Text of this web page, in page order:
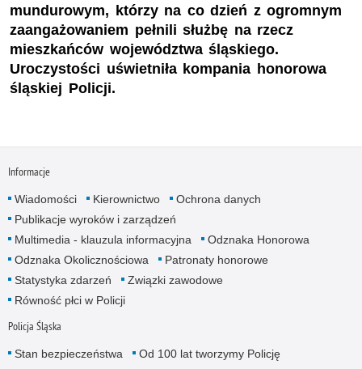
mundurowym, którzy na co dzień z ogromnym
zaangażowaniem pełnili służbę na rzecz
mieszkańców województwa śląskiego.
Uroczystości uświetniła kompania honorowa
śląskiej Policji.
Informacje
Wiadomości Kierownictwo
Ochrona danych
Publikacje wyroków i zarządzeń
Multimedia - klauzula informacyjna
Odznaka Honorowa
Odznaka Okolicznościowa
Patronaty honorowe
Statystyka zdarzeń
Związki zawodowe
Równość płci w Policji
Policja Śląska
Stan bezpieczeństwa
Od 100 lat tworzymy Policję